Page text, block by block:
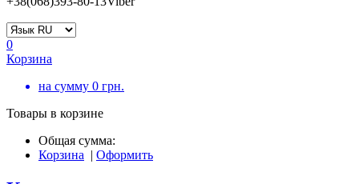
0
Корзина
на сумму 0 грн.
Товары в корзине
Общая сумма:
Корзина | Оформить